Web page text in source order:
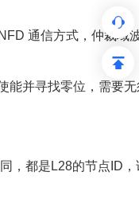
通信方式，仲裁域
能并寻找零位，需要
，都是L28的节点ID